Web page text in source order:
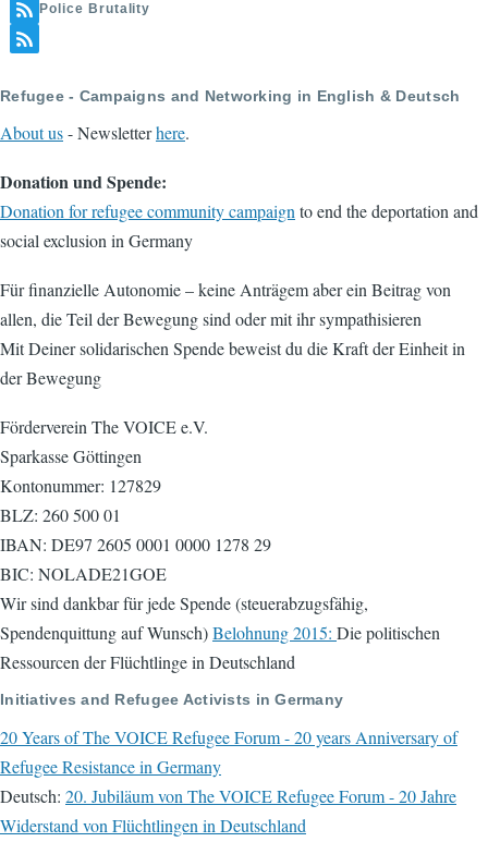
Police Brutality
Refugee - Campaigns and Networking in English & Deutsch
About us- Newsletterhere.
Donation und Spende:
Donation for refugee community campaignto end the deportation and
social exclusion in Germany
Für finanzielle Autonomie – keine Anträgem aber ein Beitrag von
allen, die Teil der Bewegung sind oder mit ihr sympathisieren
Mit Deiner solidarischen Spende beweist du die Kraft der Einheit in
der Bewegung
Förderverein The VOICE e.V.
Sparkasse Göttingen
Kontonummer: 127829
BLZ: 260 500 01
IBAN: DE97 2605 0001 0000 1278 29
BIC: NOLADE21GOE
Wir sind dankbar für jede Spende (steuerabzugsfähig,
Spendenquittung auf Wunsch)Belohnung 2015: Die politischen
Ressourcen der Flüchtlinge in Deutschland
Initiatives and Refugee Activists in Germany
20 Years of The VOICE Refugee Forum - 20 years Anniversary of
Refugee Resistance in Germany
Deutsch: 20. Jubiläum von The VOICE Refugee Forum - 20 Jahre
Widerstand von Flüchtlingen in Deutschland